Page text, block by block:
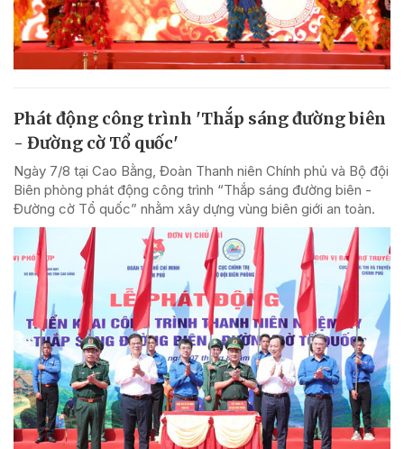
Phát động công trình 'Thắp sáng đường biên
- Đường cờ Tổ quốc'
Ngày 7/8 tại Cao Bằng, Đoàn Thanh niên Chính phủ và Bộ đội
Biên phòng phát động công trình “Thắp sáng đường biên -
Đường cờ Tổ quốc” nhằm xây dựng vùng biên giới an toàn.